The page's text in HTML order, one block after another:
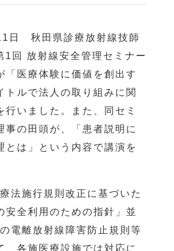
日 秋田県診療放射線技師
1回 放射線安全管理セミナー
「医療体験に価値を創出す
トルで法人の取り組みに関
行いました。また、同セミ
事の田頭が、「患者説明に
とは」という内容で講演を
法施行規則改正に基づいた
安全利用のための指針」並
電離放射線障害防止規則等
、各施医療設施では対応に